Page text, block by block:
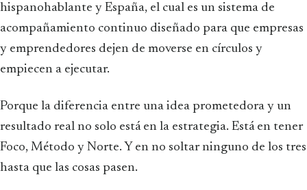
hispanohablante y España, el cual es un sistema de
acompañamiento continuo diseñado para que empresas
y emprendedores dejen de moverse en círculos y
empiecen a ejecutar.
Porque la diferencia entre una idea prometedora y un
resultado real no solo está en la estrategia. Está en tener
Foco, Método y Norte. Y en no soltar ninguno de los tres
hasta que las cosas pasen.